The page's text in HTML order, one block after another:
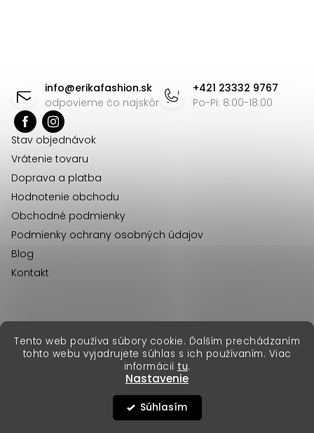
Tento web používa súbory cookie. Ďalším prechádzaním
tohto webu vyjadrujete súhlas s ich používaním. Viac
informácií tu.
Nastavenie
Súhlasím
info@erikafashion.sk
odpovieme čo najskôr
+421 23332 9767
Po-Pi: 8:00-18:00
Stav objednávok
Vrátenie tovaru
Doprava a platba
Hodnotenie obchodu
Obchodné podmienky
Podmienky ochrany osobných údajov
Blog
Kontakt
Vytvoril Shoptet Premium
Copyright 2026Erika Fashion. Všetky práva vyhradené.
erikafashion.cz